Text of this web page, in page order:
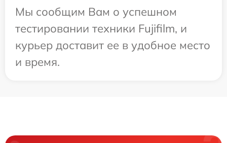
Мы сообщим Вам о успешном
тестировании техники Fujifilm, и
курьер доставит ее в удобное место
и время.